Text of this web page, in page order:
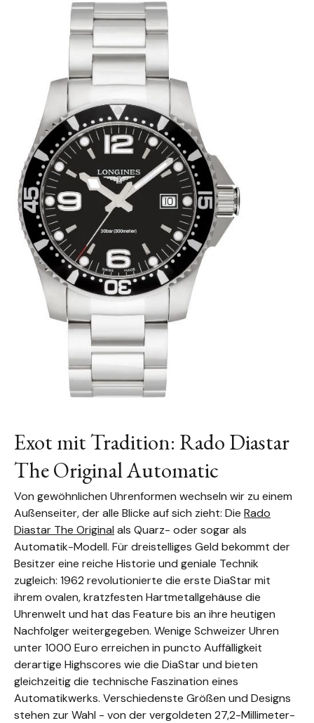
Exot mit Tradition: Rado Diastar
The Original Automatic
Von gewöhnlichen Uhrenformen wechseln wir zu einem
Außenseiter, der alle Blicke auf sich zieht: Die Rado
Diastar The Original als Quarz- oder sogar als
Automatik-Modell. Für dreistelliges Geld bekommt der
Besitzer eine reiche Historie und geniale Technik
zugleich: 1962 revolutionierte die erste DiaStar mit
ihrem ovalen, kratzfesten Hartmetallgehäuse die
Uhrenwelt und hat das Feature bis an ihre heutigen
Nachfolger weitergegeben. Wenige Schweizer Uhren
unter 1000 Euro erreichen in puncto Auffälligkeit
derartige Highscores wie die DiaStar und bieten
gleichzeitig die technische Faszination eines
Automatikwerks. Verschiedenste Größen und Designs
stehen zur Wahl - von der vergoldeten 27,2-Millimeter-